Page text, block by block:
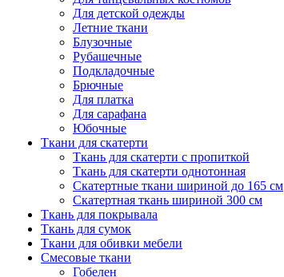
Для детской одежды
Летние ткани
Блузочные
Рубашечные
Подкладочные
Брючные
Для платка
Для сарафана
Юбочные
Ткани для скатерти
Ткань для скатерти с пропиткой
Ткань для скатерти однотонная
Скатертные ткани шириной до 165 см
Скатертная ткань шириной 300 см
Ткань для покрывала
Ткань для сумок
Ткани для обивки мебели
Смесовые ткани
Гобелен